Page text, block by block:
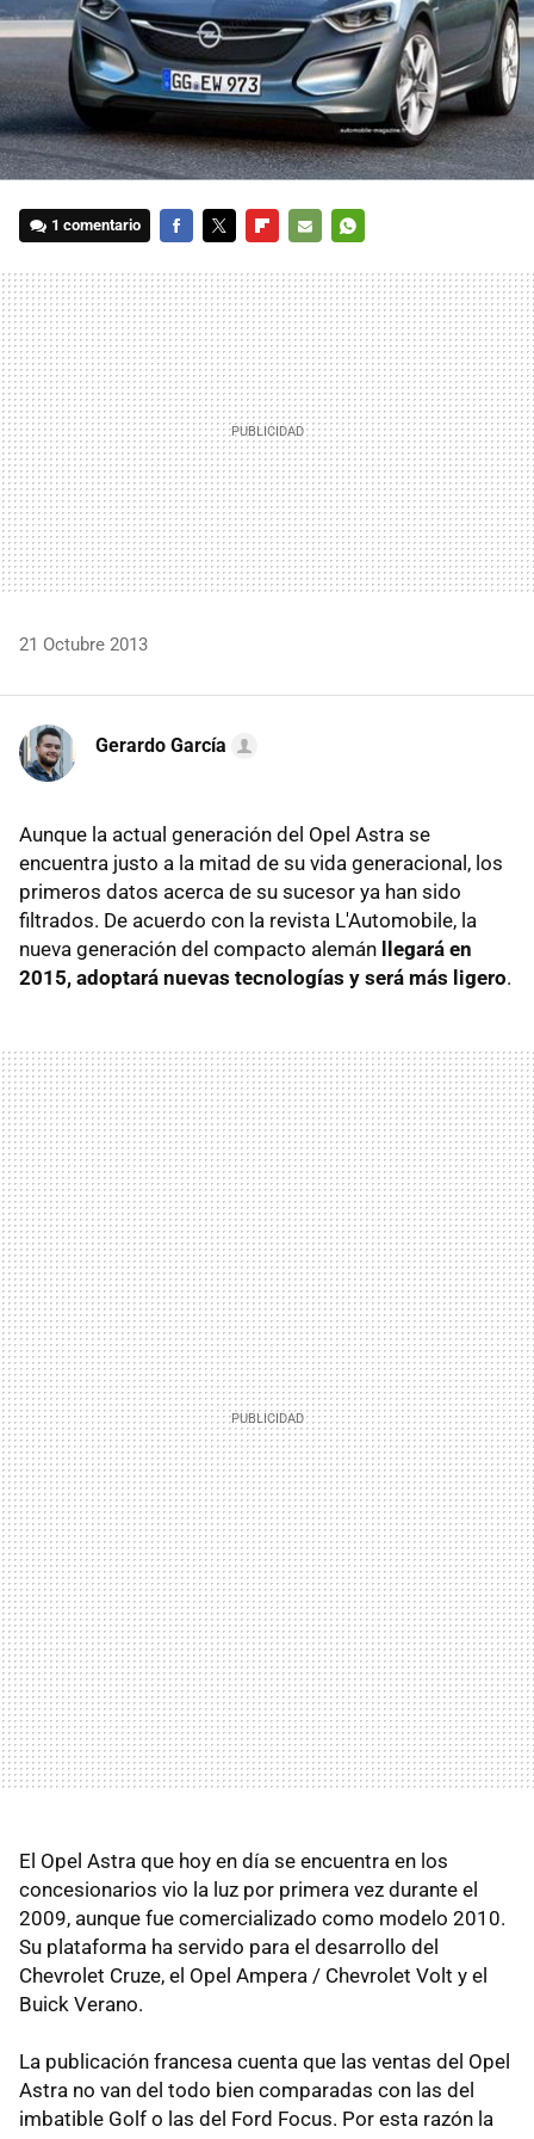
1 comentario
MAIL
21 Octubre 2013
Gerardo García
Aunque la actual generación del Opel Astra se
encuentra justo a la mitad de su vida generacional, los
primeros datos acerca de su sucesor ya han sido
filtrados. De acuerdo con la revista L'Automobile, la
nueva generación del compacto alemán llegará en
2015, adoptará nuevas tecnologías y será más ligero.
El Opel Astra que hoy en día se encuentra en los
concesionarios vio la luz por primera vez durante el
2009, aunque fue comercializado como modelo 2010.
Su plataforma ha servido para el desarrollo del
Chevrolet Cruze, el Opel Ampera / Chevrolet Volt y el
Buick Verano.
La publicación francesa cuenta que las ventas del Opel
Astra no van del todo bien comparadas con las del
imbatible Golf o las del Ford Focus. Por esta razón la